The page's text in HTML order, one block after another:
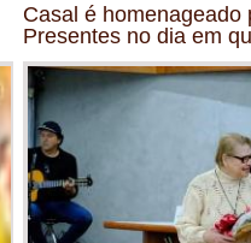
Casal é homenageado
Presentes no dia em